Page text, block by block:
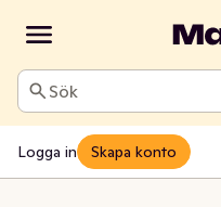
Sök
Logga in Skapa konto